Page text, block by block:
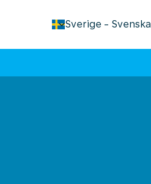
Sverige - Svenska
keyboard_arrow_down